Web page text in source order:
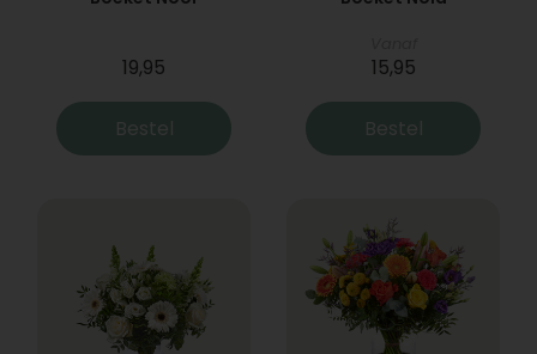
19,95
Bestel
15,95
Bestel